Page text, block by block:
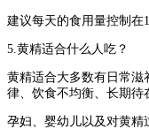
建议每天的食用量控制在
5.黄精适合什么人吃？
黄精适合大多数有日常滋
律、饮食不均衡、长期待
孕妇、婴幼儿以及对黄精